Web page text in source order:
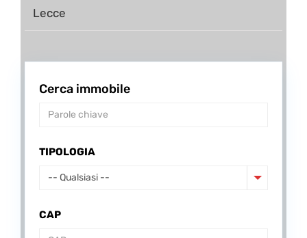
Lecce
Cerca immobile
TIPOLOGIA
-- Qualsiasi --
CAP